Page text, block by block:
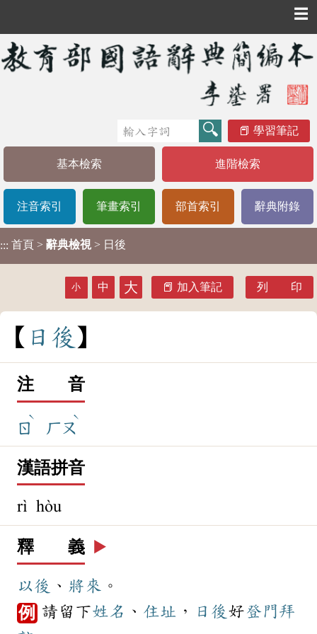
☰
學習筆記
基本檢索 進階檢索
注音索引 筆畫索引 部首索引 辭典附錄
::: 首頁 > 辭典檢視 > 日後
小 中 大 加入筆記 列 印
日 後
注 音
ㄖ
ˋ
ㄏㄡ
ˋ
漢語拼音
rì hòu
釋 義 ▶️
以後 、 將來 。
例 請留下姓名 、 住址 ， 日後 好登門拜